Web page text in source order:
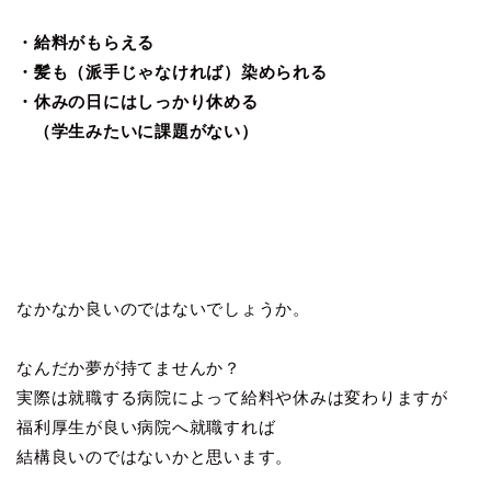
・給料がもらえる
・髪も（派手じゃなければ）染められる
・休みの日にはしっかり休める
（学生みたいに課題がない）
なかなか良いのではないでしょうか。
なんだか夢が持てませんか？
実際は就職する病院によって給料や休みは変わりますが
福利厚生が良い病院へ就職すれば
結構良いのではないかと思います。